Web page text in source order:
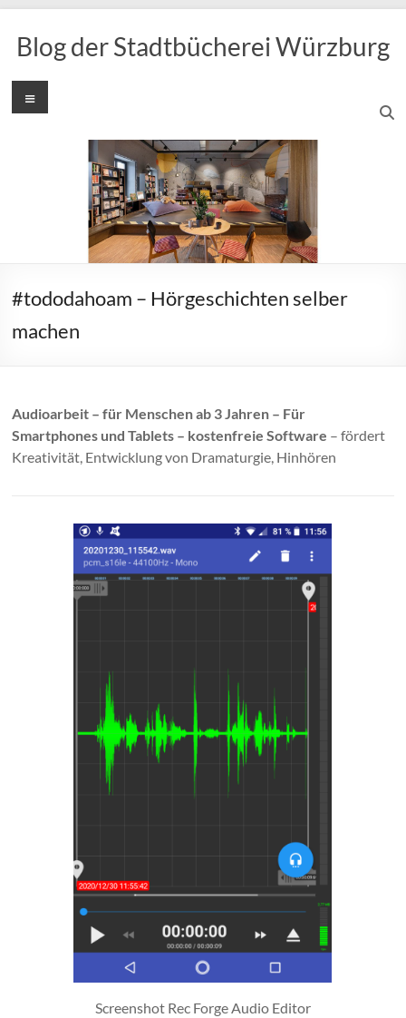
Inhalt
springen
Blog der Stadtbücherei Würzburg
Menü
#tododahoam – Hörgeschichten selber
machen
Audioarbeit – für Menschen ab 3 Jahren – Für
Smartphones und Tablets – kostenfreie Software – fördert
Kreativität, Entwicklung von Dramaturgie, Hinhören
Screenshot Rec Forge Audio Editor